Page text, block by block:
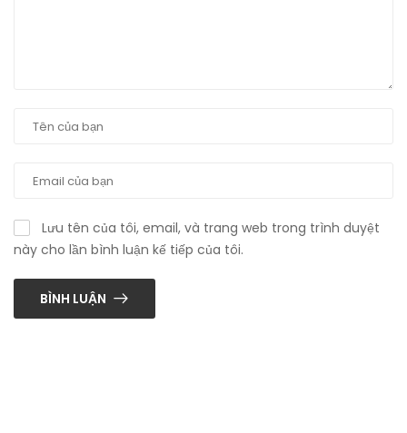
Lưu tên của tôi, email, và trang web trong trình duyệt
này cho lần bình luận kế tiếp của tôi.
BÌNH LUẬN